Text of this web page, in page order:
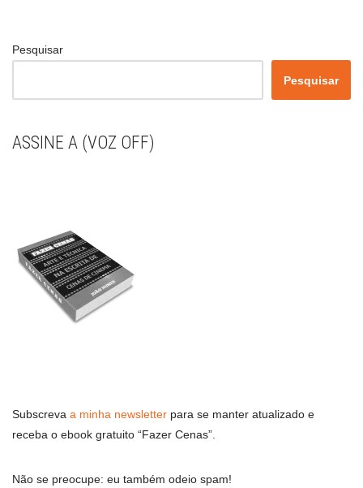
Pesquisar
Pesquisar
ASSINE A (VOZ OFF)
Subscreva a minha newsletter para se manter atualizado e
receba o ebook gratuito “Fazer Cenas”.
Não se preocupe: eu também odeio spam!